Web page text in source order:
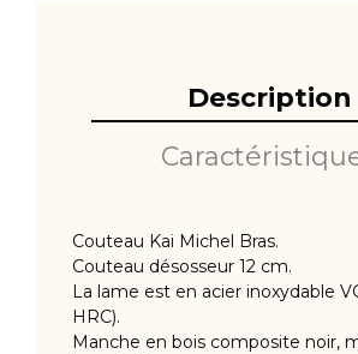
Description
Couteau Kai Michel Bras.
Couteau désosseur 12 cm.
La lame est en acier inoxydable
HRC).
Manche en bois composite noir,